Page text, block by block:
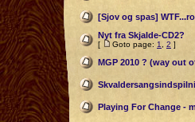
[Sjov og spas]
Nyt fra Skjalde-CD2?
[ Goto page: 1 2 ]
MGP 2010 ? (way out
Playing For Change -